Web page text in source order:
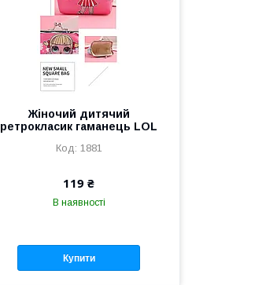
Жіночий дитячий
ретрокласик гаманець LOL
1881
119 ₴
В наявності
Купити